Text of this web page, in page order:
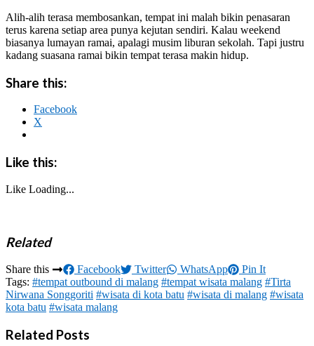
Alih-alih terasa membosankan, tempat ini malah bikin penasaran
terus karena setiap area punya kejutan sendiri. Kalau weekend
biasanya lumayan ramai, apalagi musim liburan sekolah. Tapi justru
kadang suasana ramai bikin tempat terasa makin hidup.
Share this:
Facebook
X
Like this:
Like Loading...
Related
Share this Facebook Twitter WhatsApp
Pin It
Tags: #tempat outbound di malang #tempat wisata malang #Tirta
Nirwana Songgoriti #wisata di kota batu #wisata di malang #wisata
kota batu #wisata malang
Related Posts